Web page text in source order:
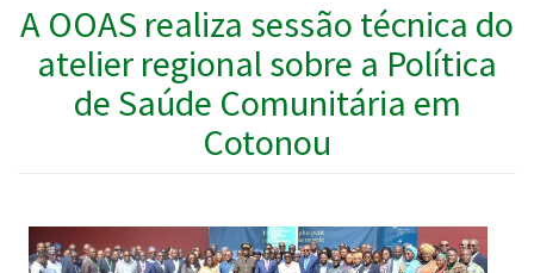
A OOAS realiza sessão técnica do
atelier regional sobre a Política
de Saúde Comunitária em
Cotonou